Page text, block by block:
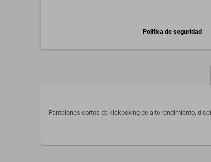
Politica de seguridad
Pantalones cortos de kickboxing de alto rendimiento,